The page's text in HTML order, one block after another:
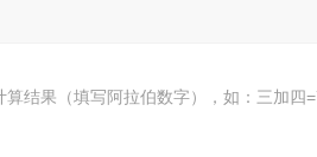
算结果（填写阿拉伯数字），如：三加四